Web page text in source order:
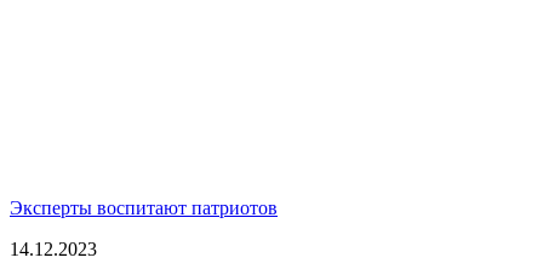
Эксперты воспитают патриотов
14.12.2023